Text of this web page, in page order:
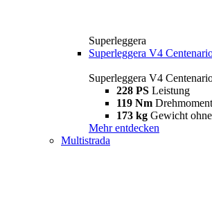
Superleggera
Superleggera V4
Superleggera V4
228 PS Leistung
119 Nm Drehmoment
173 kg Gewicht
Mehr entdecken
Multistrada